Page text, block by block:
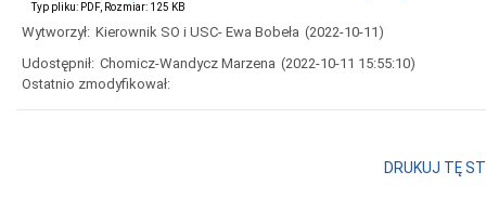
Typ pliku: PDF, Rozmiar: 125 KB
Wytworzył: Kierownik SO i USC- Ewa Bobeła (2022-10-11)
Udostępnił: Chomicz-Wandycz Marzena (2022-10-11 15:55:10)
Ostatnio zmodyfikował:
DRUKUJ TĘ